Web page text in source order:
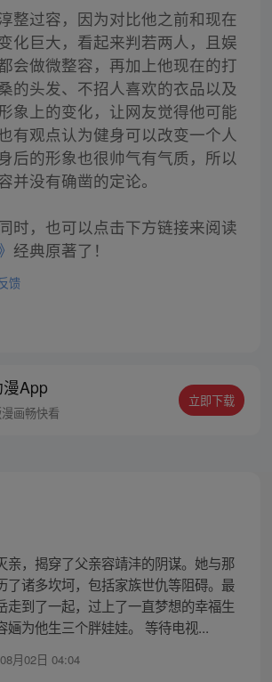
整过容，因为对比他之前和现在
化巨大，看起来判若两人，且娱
会做微整容，再加上他现在的打
的头发、不招人喜欢的衣品以及
象上的变化，让网友觉得他可能
有观点认为健身可以改变一个人
后的形象也很帅气有气质，所以
并没有确凿的定论。
时，也可以点击下方链接来阅读
经典原著了！
馈
App
画畅快看
立即下载
亲，揭穿了父亲容靖沣的阴谋。她与那
了诸多坎坷，包括家族世仇等阻碍。最
走到了一起，过上了一直梦想的幸福生
婳为他生三个胖娃娃。 等待电视...
月02日 04:04